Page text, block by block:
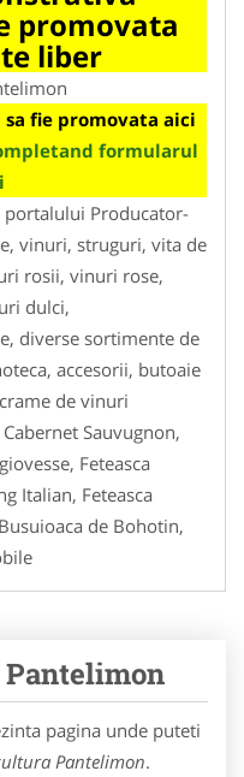
promovata
liber
fie promovata aici
formularul
Producator-
vinuri, struguri, vita de
rosii, vinuri rose,
dulci,
diverse sortimente de
accesorii, butoaie
de vinuri
Sauvugnon,
Feteasca
Italian, Feteasca
de Bohotin,
pagina unde puteti
Pantelimon.